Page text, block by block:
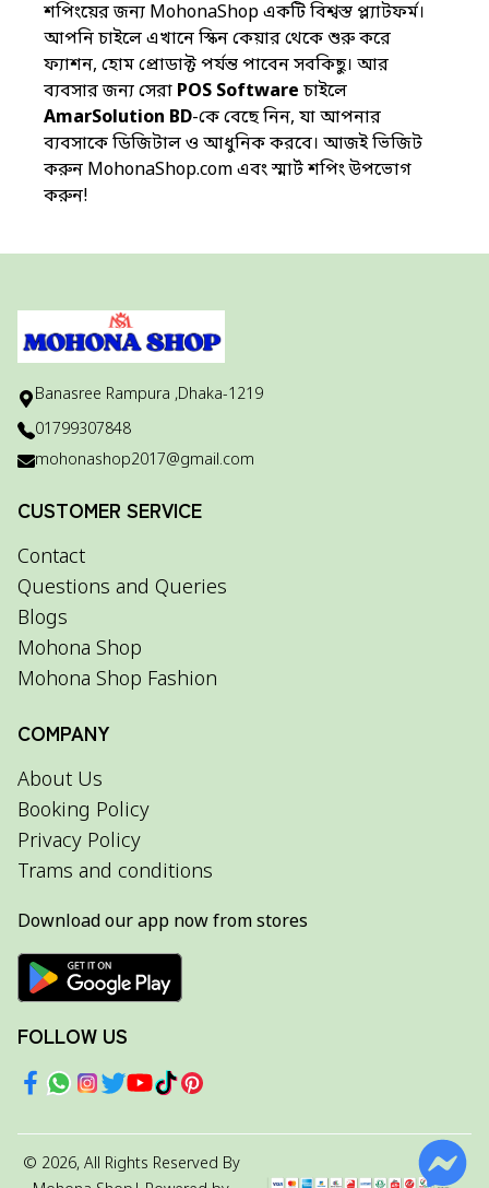
শপিংয়ের জন্য MohonaShop একটি বিশ্বস্ত প্ল্যাটফর্ম।
আপনি চাইলে এখানে স্কিন কেয়ার থেকে শুরু করে
ফ্যাশন, হোম প্রোডাক্ট পর্যন্ত পাবেন সবকিছু। আর
ব্যবসার জন্য সেরা POS Software চাইলে
AmarSolution BD-কে বেছে নিন, যা আপনার
ব্যবসাকে ডিজিটাল ও আধুনিক করবে। আজই ভিজিট
করুন MohonaShop.comএবং স্মার্ট শপিং উপভোগ
করুন!
Banasree Rampura ,Dhaka-1219
01799307848
mohonashop2017@gmail.com
CUSTOMER SERVICE
Contact
Questions and Queries
Blogs
Mohona Shop
Mohona Shop Fashion
COMPANY
About Us
Booking Policy
Privacy Policy
Trams and conditions
Download our app now from stores
FOLLOW US
© 2026, All Rights Reserved By